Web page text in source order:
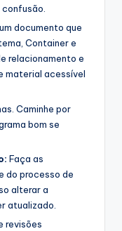
confusão.
documento que
Container e
relacionamento e
material acessível
Caminhe por
bom se
Faça as
do processo de
alterar a
atualizado.
revisões